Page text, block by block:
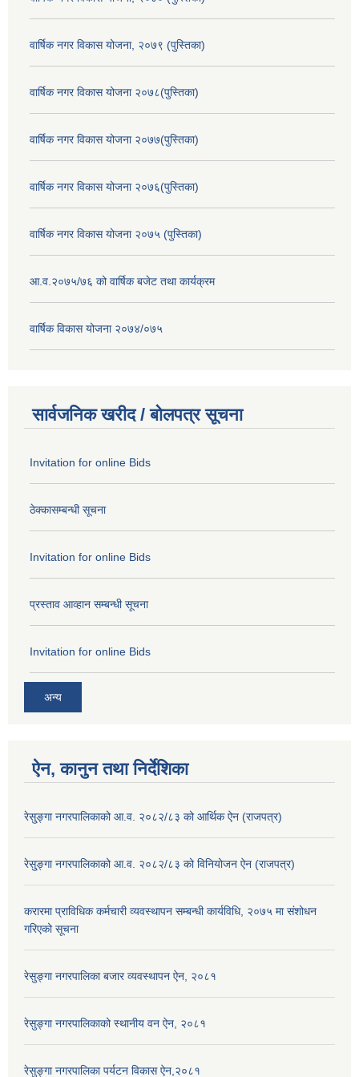
वार्षिक नगर विकास योजना, २०७९ (पुस्तिका)
वार्षिक नगर विकास योजना २०७८(पुस्तिका)
वार्षिक नगर विकास योजना २०७७(पुस्तिका)
वार्षिक नगर विकास योजना २०७६(पुस्तिका)
वार्षिक नगर विकास योजना २०७५ (पुस्तिका)
आ.व.२०७५/७६ को वार्षिक बजेट तथा कार्यक्रम
वार्षिक विकास योजना २०७४/०७५
सार्वजनिक खरीद / बोलपत्र सूचना
Invitation for online Bids
ठेक्कासम्बन्धी सूचना
Invitation for online Bids
प्रस्ताव आव्हान सम्बन्धी सूचना
Invitation for online Bids
अन्य
ऐन, कानुन तथा निर्देशिका
रेसु्ङ्गा नगरपालिकाको आ.व. २०८२/८३ को आर्थिक ऐन (राजपत्र)
रेसु्ङ्गा नगरपालिकाको आ.व. २०८२/८३ को विनियोजन ऐन (राजपत्र)
करारमा प्राविधिक कर्मचारी व्यवस्थापन सम्बन्धी कार्यविधि, २०७५ मा संशोधन
गरिएको सूचना
रेसुङ्गा नगरपालिका बजार व्यवस्थापन ऐन, २०८१
रेसुङ्गा नगरपालिकाको स्थानीय वन ऐन, २०८१
रेसुङ्गा नगरपालिका पर्यटन विकास ऐन,२०८१